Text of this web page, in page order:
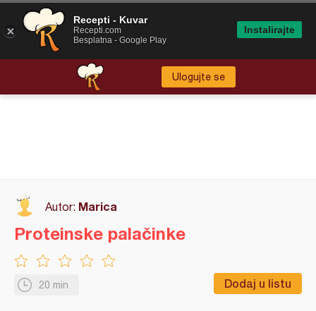
Ulogujte se
Autor: Marica
20 min Dodaj u listu
Proteinske palačinke
Recepti - Kuvar
Recepti.com
Besplatna - Google Play
Instalirajte